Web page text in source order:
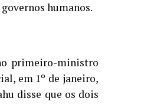
humanos.
primeiro-ministro
em 1º de janeiro,
disse que os dois